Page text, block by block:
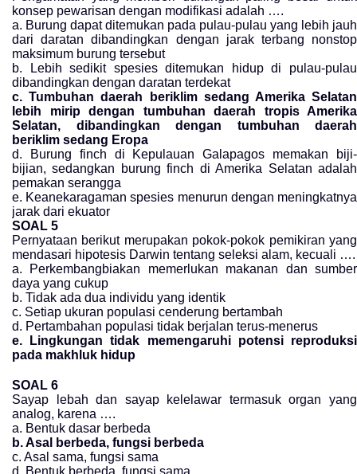
konsep pewarisan dengan modifikasi adalah ….
a. Burung dapat ditemukan pada pulau-pulau yang lebih jauh
dari daratan dibandingkan dengan jarak terbang nonstop
maksimum burung tersebut
b. Lebih sedikit spesies ditemukan hidup di pulau-pulau
dibandingkan dengan daratan terdekat
c. Tumbuhan daerah beriklim sedang Amerika Selatan
lebih mirip dengan tumbuhan daerah tropis Amerika
Selatan, dibandingkan dengan tumbuhan daerah
beriklim sedang Eropa
d. Burung finch di Kepulauan Galapagos memakan biji-
bijian, sedangkan burung finch di Amerika Selatan adalah
pemakan serangga
e. Keanekaragaman spesies menurun dengan meningkatnya
jarak dari ekuator
SOAL 5
Pernyataan berikut merupakan pokok-pokok pemikiran yang
mendasari hipotesis Darwin tentang seleksi alam, kecuali ….
a. Perkembangbiakan memerlukan makanan dan sumber
daya yang cukup
b. Tidak ada dua individu yang identik
c. Setiap ukuran populasi cenderung bertambah
d. Pertambahan populasi tidak berjalan terus-menerus
e. Lingkungan tidak memengaruhi potensi reproduksi
pada makhluk hidup
SOAL 6
Sayap lebah dan sayap kelelawar termasuk organ yang
analog, karena ….
a. Bentuk dasar berbeda
b. Asal berbeda, fungsi berbeda
c. Asal sama, fungsi sama